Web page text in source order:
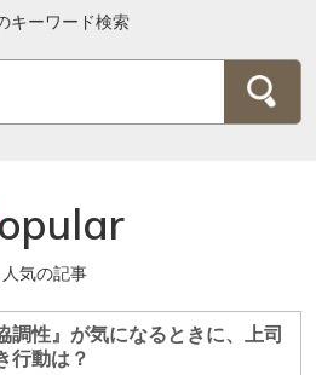
キーワード検索
opular
人気の記事
調性』が気になるときに、上司
行動は？